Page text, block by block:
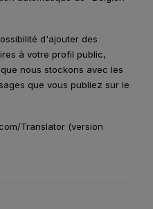
d'ajouter des
à votre profil public,
nous stockons avec les
que vous publiez sur le
Translator (version